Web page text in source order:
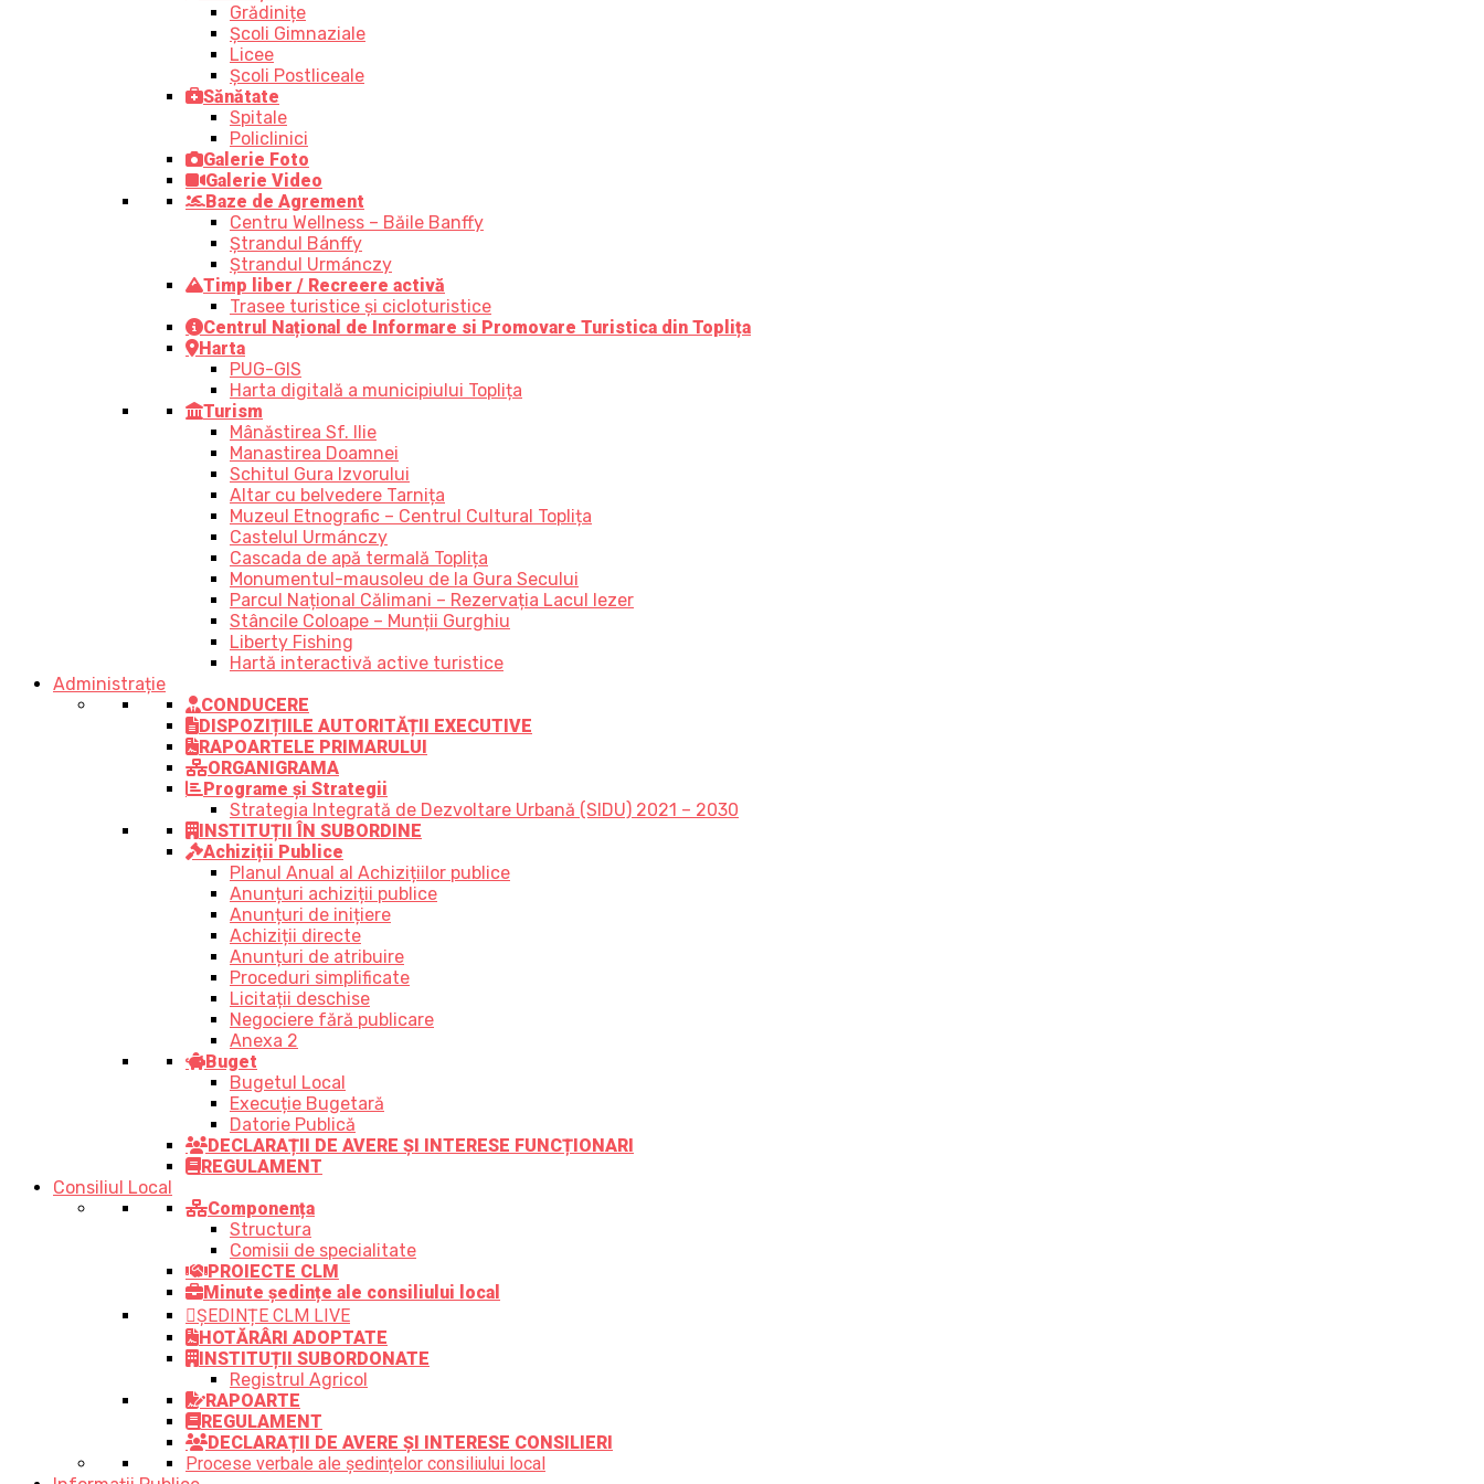
Grădinițe
Școli Gimnaziale
Licee
Școli Postliceale
Sănătate
Spitale
Policlinici
Galerie Foto
Galerie Video
Baze de Agrement
Centru Wellness – Băile Banffy
Ștrandul Bánffy
Ștrandul Urmánczy
Timp liber / Recreere activă
Trasee turistice şi cicloturistice
Centrul Național de Informare si Promovare Turistica din Toplița
Harta
PUG-GIS
Harta digitală a municipiului Toplița
Turism
Mânăstirea Sf. Ilie
Manastirea Doamnei
Schitul Gura Izvorului
Altar cu belvedere Tarnița
Muzeul Etnografic – Centrul Cultural Toplița
Castelul Urmánczy
Cascada de apă termală Toplița
Monumentul-mausoleu de la Gura Secului
Parcul Național Călimani – Rezervația Lacul Iezer
Stâncile Coloape – Munții Gurghiu
Liberty Fishing
Hartă interactivă active turistice
Administrație
CONDUCERE
DISPOZIȚIILE AUTORITĂȚII EXECUTIVE
RAPOARTELE PRIMARULUI
ORGANIGRAMA
Programe și Strategii
Strategia Integrată de Dezvoltare Urbană (SIDU) 2021 – 2030
INSTITUȚII ÎN SUBORDINE
Achiziții Publice
Planul Anual al Achizițiilor publice
Anunțuri achiziții publice
Anunțuri de inițiere
Achiziții directe
Anunțuri de atribuire
Proceduri simplificate
Licitații deschise
Negociere fără publicare
Anexa 2
Buget
Bugetul Local
Execuție Bugetară
Datorie Publică
DECLARAȚII DE AVERE ȘI INTERESE FUNCȚIONARI
REGULAMENT
Consiliul Local
Componența
Structura
Comisii de specialitate
PROIECTE CLM
Minute ședințe ale consiliului local
ȘEDINȚE CLM LIVE
HOTĂRÂRI ADOPTATE
INSTITUȚII SUBORDONATE
Registrul Agricol
RAPOARTE
REGULAMENT
DECLARAȚII DE AVERE ȘI INTERESE CONSILIERI
Procese verbale ale ședințelor consiliului local